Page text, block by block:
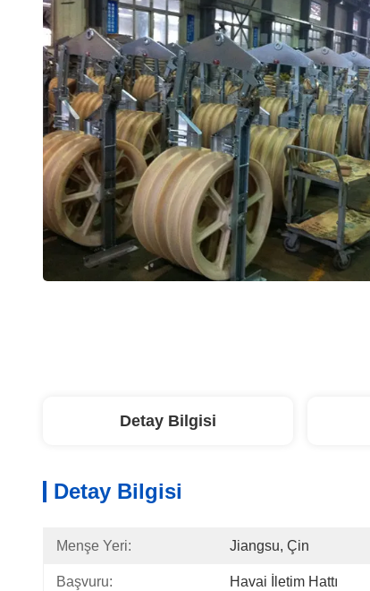
Detay Bilgisi
Detay Bilgisi
Menşe Yeri: Jiangsu, Çin
Başvuru: Havai İletim Hattı